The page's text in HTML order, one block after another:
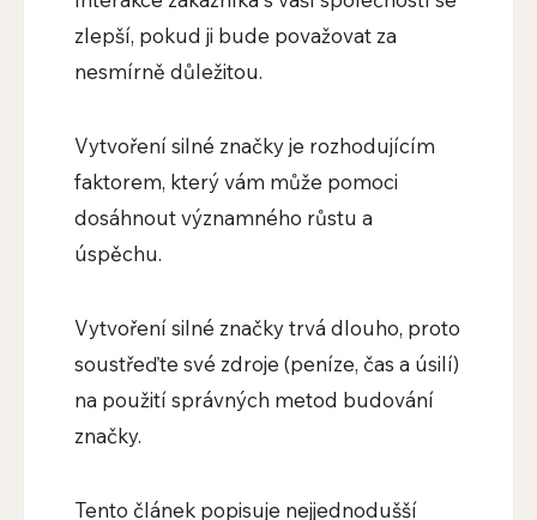
zlepší, pokud ji bude považovat za
nesmírně důležitou.
Vytvoření silné značky je rozhodujícím
faktorem, který vám může pomoci
dosáhnout významného růstu a
úspěchu.
Vytvoření silné značky trvá dlouho, proto
soustřeďte své zdroje (peníze, čas a úsilí)
na použití správných metod budování
značky.
Tento článek popisuje nejjednodušší